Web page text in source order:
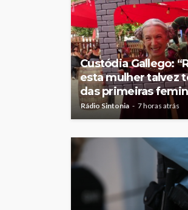
Custódia Gallego:
esta mulher talvez
das primeiras
Rádio Sintonia 7 horas atrás